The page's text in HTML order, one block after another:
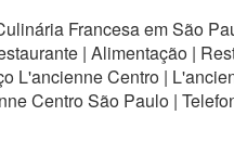
Francesa em São
| Alimentação |
L'ancienne Centro |
Centro São Paulo |